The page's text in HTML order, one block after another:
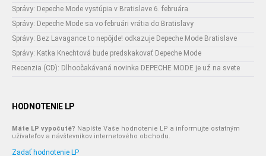
Správy: Depeche Mode vystúpia v Bratislave 6. februára
Správy: Depeche Mode sa vo februári vrátia do Bratislavy
Správy: Bez Lavagance to nepôjde! odkazuje Depeche Mode Bratislave
Správy: Katka Knechtová bude predskakovať Depeche Mode
Recenzia (CD): Dlhoočakávaná novinka DEPECHE MODE je už na svete
HODNOTENIE LP
Máte LP vypočuté? Napíšte Vaše hodnotenie LP a informujte ostatným
užívateľov a návštevníkov internetového obchodu.
Zadať hodnotenie LP